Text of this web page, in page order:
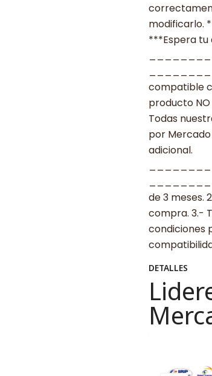
modificarlo.
***Espera tu
compatible
producto
Todas
por
adicional.
de 3 meses.
compra. 3.-
condiciones
DETALLES